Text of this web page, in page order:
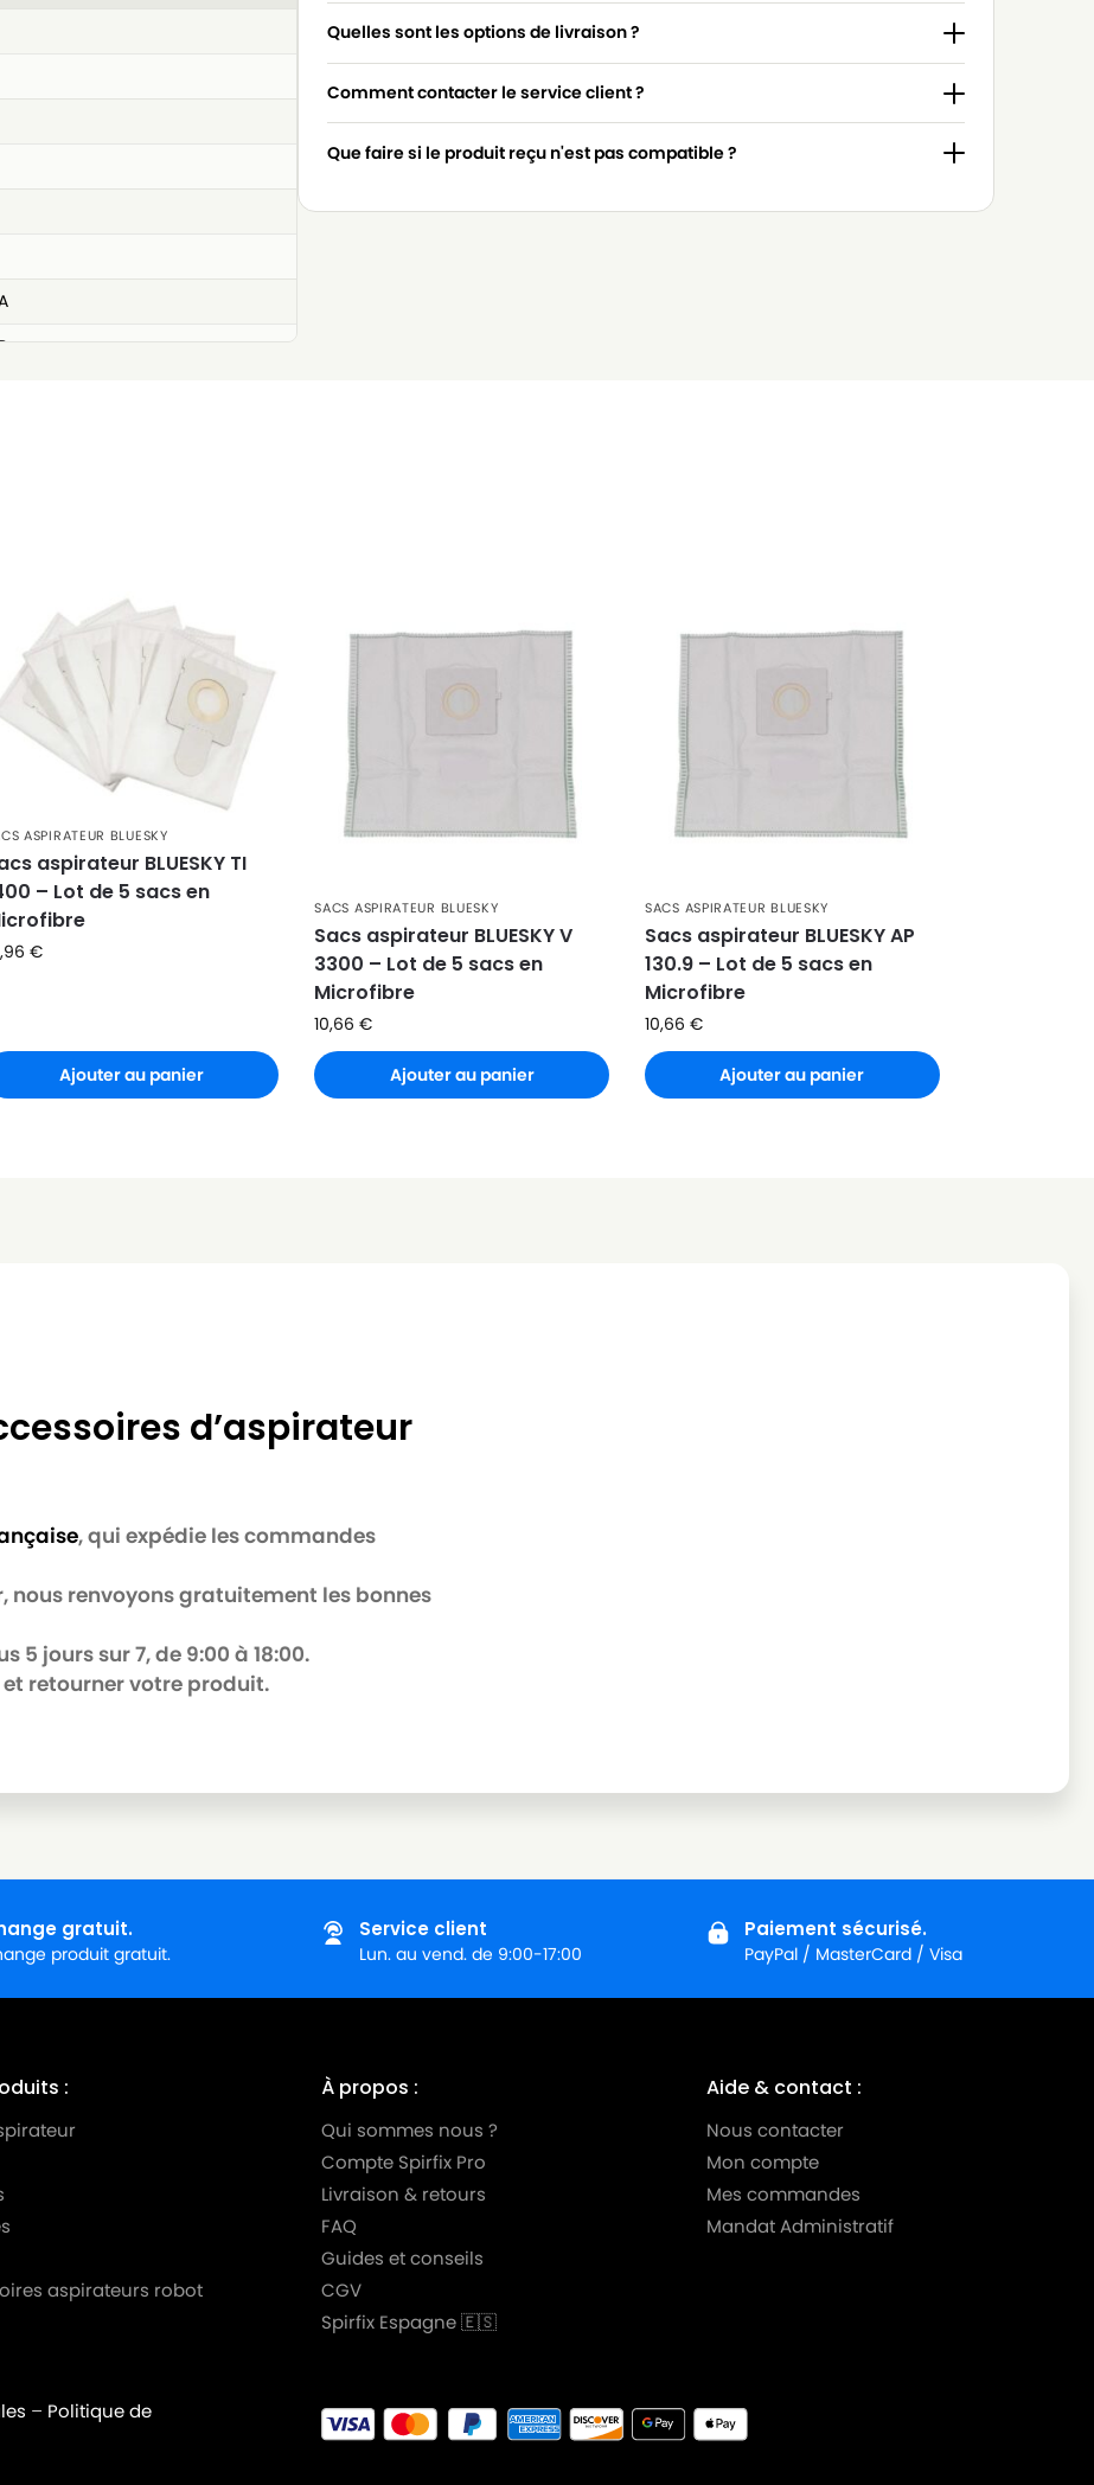
Quelles sont les options de livraison ?
Comment contacter le service client ?
Que faire si le produit reçu n'est pas compatible ?
ASPIRATEUR BLUESKY
aspirateur BLUESKY TI
– Lot de 5 sacs en
€
Ajouter au panier
SACS ASPIRATEUR BLUESKY
Sacs aspirateur BLUESKY V
3300 – Lot de 5 sacs en
Microfibre
10,66€
Ajouter au panier
SACS ASPIRATEUR BLUESKY
Sacs aspirateur BLUESKY AP
130.9 – Lot de 5 sacs en
Microfibre
10,66€
Ajouter au panier
d’aspirateur
, qui expédie les commandes
nous renvoyons gratuitement les bonnes
5 jours sur 7, de 9:00 à 18:00.
et retourner votre produit.
gratuit.
produit gratuit.
Service client
Lun. au vend. de 9:00-17:00
Paiement sécurisé.
PayPal / MasterCard / Visa
:
aspirateurs robot
À propos :
Qui sommes nous ?
Compte Spirfix Pro
Livraison & retours
FAQ
Guides et conseils
CGV
Spirfix Espagne 🇪🇸
Aide & contact :
Nous contacter
Mon compte
Mes commandes
Mandat Administratif
– Politique de